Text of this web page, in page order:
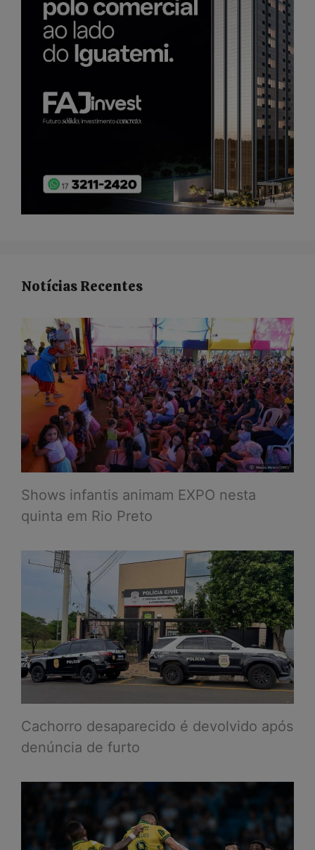
Notícias Recentes
Shows infantis animam EXPO nesta
quinta em Rio Preto
Cachorro desaparecido é devolvido após
denúncia de furto